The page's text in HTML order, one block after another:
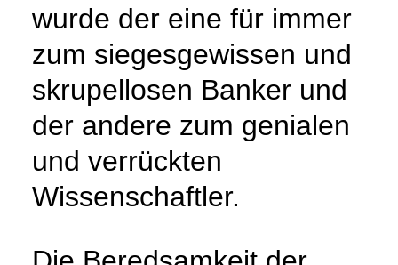
wurde der eine für immer
zum siegesgewissen und
skrupellosen Banker und
der andere zum genialen
und verrückten
Wissenschaftler.